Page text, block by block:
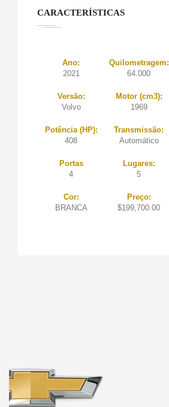
CARACTERÍSTICAS
Ano:
2021
Quilometragem:
64.000
Versão:
Volvo
Motor (cm3):
1969
Potência (HP):
408
Transmissão:
Automático
Portas
4
Lugares:
5
Cor:
BRANCA
Preço:
$199,700.00